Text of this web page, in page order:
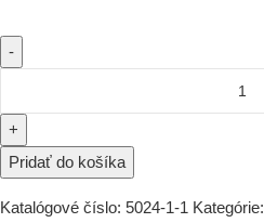
Pridať do košíka
Katalógové číslo: 5024-1-1 Kategórie: